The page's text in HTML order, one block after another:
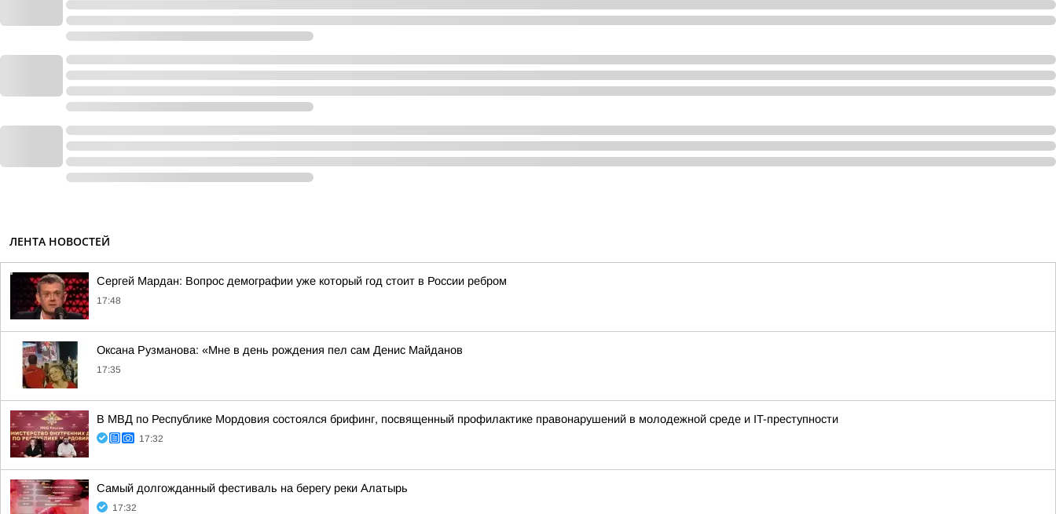
ЛЕНТА НОВОСТЕЙ
Сергей Мардан: Вопрос демографии уже который год стоит в России ребром
17:48
Оксана Рузманова: «Мне в день рождения пел сам Денис Майданов
17:35
В МВД по Республике Мордовия состоялся брифинг, посвященный профилактике правонарушений в молодежной среде и IT-преступности
17:32
Самый долгожданный фестиваль на берегу реки Алатырь
17:32